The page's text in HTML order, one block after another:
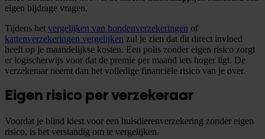
eigen bijdrage vragen.
Tijdens het vergelijken van hondenverzekeringen of
kattenverzekeringen vergelijken zul je zien dat dit direct invloed
heeft op je maandelijkse kosten. Een polis zonder eigen risico zorgt
er logischerwijs voor dat de premie per maand iets hoger ligt. De
verzekeraar neemt dan het volledige financiële risico van je over.
Eigen risico per verzekeraar
Voordat je blind kiest voor een huisdierenverzekering zonder eigen
risico, is het verstandig om te vergelijken.